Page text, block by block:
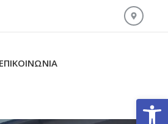
ΕΠΙΚΟΙΝΩΝΊΑ